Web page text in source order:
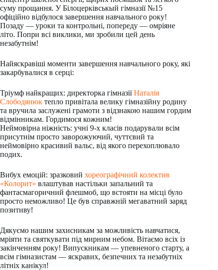
суму прощання. У Білоцерківськый гімназії №15
офіційно відбулося завершення навчального року!
Позаду — уроки та контрольні, попереду — омріяне
літо. Попри всі виклики, ми зробили цей день
незабутнім!
Найяскравіші моменти завершення навчального року, які
закарбувалися в серці:
Тріумф найкращих: директорка гімназіїНаталія
Слободянюк тепло привітала велику гімназійну родину
та вручила заслужені грамоти з відзнакою нашим гордим
відмінникам. Гордимося кожним!
Неймовірна ніжність: учні 9-х класів подарували всім
присутнім просто заворожуючий, чуттєвий та
неймовірно красивий вальс, від якого перехоплювало
подих.
Вибух емоцій: зразковий хореографічний колектив
«Колорит» влаштував настільки запальний та
фантасмагоричний флешмоб, що встояти на місці було
просто неможливо! Це був справжній мегаватний заряд
позитиву!
Дякуємо нашим захисникам за можливість навчатися,
мріяти та святкувати під мирним небом. Вітаємо всіх із
закінченням року! Випускникам — упевненого старту, а
всім гімназистам — яскравих, безпечних та незабутніх
літніх канікул!